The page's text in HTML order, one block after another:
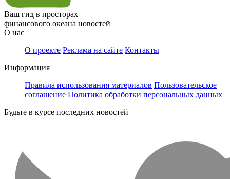
Ваш гид в просторах
финансового океана новостей
О нас
О проекте Реклама на сайте Контакты
Информация
Правила использования материалов Пользовательское
соглашение Политика обработки персональных данных
Будьте в курсе последних новостей